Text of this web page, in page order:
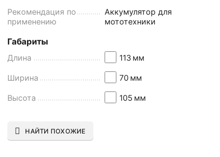
Рекомендация по
применению
Аккумулятор для
мототехники
Габариты
Длина
113 мм
Ширина 70 мм
Высота 105 мм
НАЙТИ ПОХОЖИЕ